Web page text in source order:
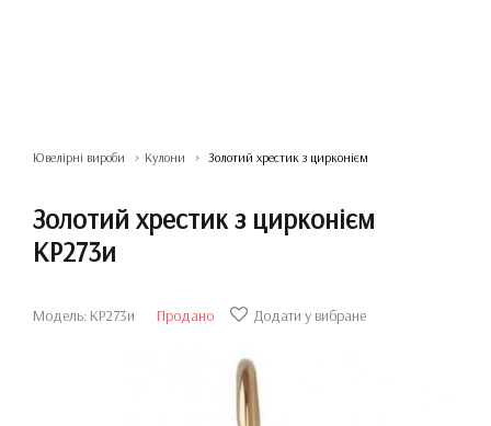
Ювелірні вироби Кулони Золотий хрестик з цирконієм
Золотий хрестик з цирконієм
КР273и
Модель: КР273и Продано Додати у вибране